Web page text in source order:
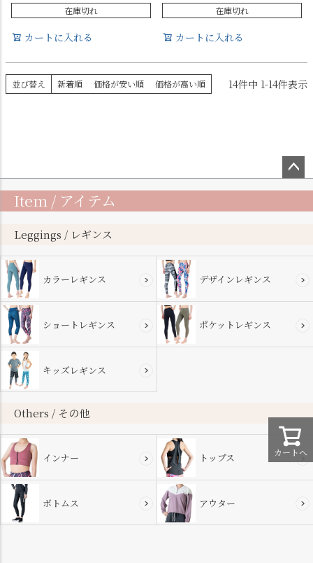
在庫切れ
カートに入れる
在庫切れ
カートに入れる
並び替え 新着順 価格が安い順 価格が高い順 14件中 1-14件表示
カートへ
ップ
Item / アイテム
Leggings / レギンス
カラーレギンス デザインレギンス
ショートレギンス ポケットレギンス
キッズレギンス
Others / その他
インナー トップス
ボトムス アウター